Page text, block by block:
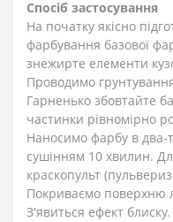
Спосіб застосування
На початку якісно
фарбування базової
знежирте елементи
Проводимо
Гарненько збовтайте
частинки рівномірно
Наносимо фарбу в
сушінням 10 хвилин.
краскопульт
Покриваємо поверхню
З'явиться ефект блиску.